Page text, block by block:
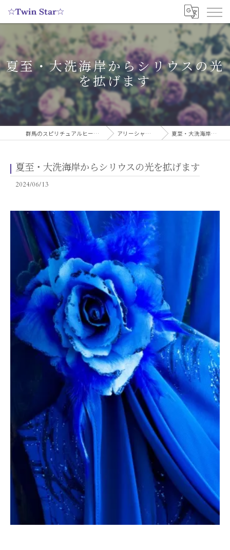
夏至・大洗海岸からシリウスの光
を拡げます
群馬のスピリチュアルヒーリングサロンなら実績多数の☆Twin Star☆ アリーシャのスピリチュアルブログ 夏至・大洗海岸からシリウスの光を拡げます
夏至・大洗海岸からシリウスの光を拡げます
2024/06/13